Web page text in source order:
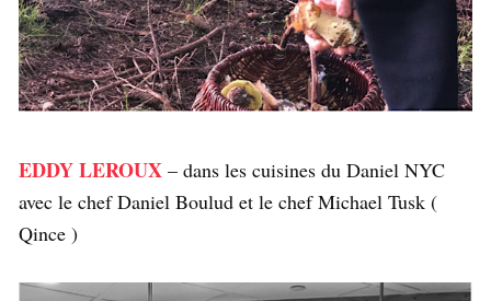
EDDY LEROUX – dans les cuisines du Daniel NYC
avec le chef Daniel Boulud et le chef Michael Tusk (
Qince )